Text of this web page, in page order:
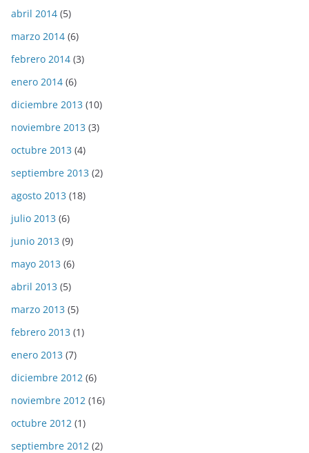
abril 2014 (5)
marzo 2014 (6)
febrero 2014 (3)
enero 2014 (6)
diciembre 2013 (10)
noviembre 2013 (3)
octubre 2013 (4)
septiembre 2013 (2)
agosto 2013 (18)
julio 2013 (6)
junio 2013 (9)
mayo 2013 (6)
abril 2013 (5)
marzo 2013 (5)
febrero 2013 (1)
enero 2013 (7)
diciembre 2012 (6)
noviembre 2012 (16)
octubre 2012 (1)
septiembre 2012 (2)